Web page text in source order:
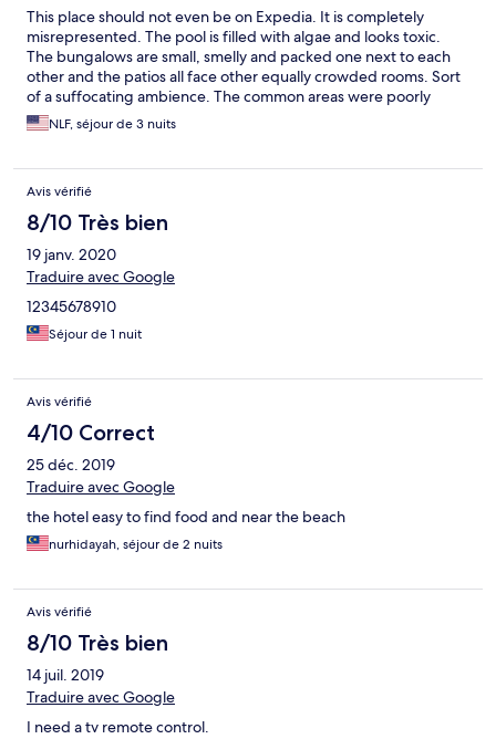
This place should not even be on Expedia. It is completely
misrepresented. The pool is filled with algae and looks toxic.
The bungalows are small, smelly and packed one next to each
other and the patios all face other equally crowded rooms. Sort
of a suffocating ambience. The common areas were poorly
maintained. Absolutely. no pride of ownership. We cancelled
upon arriving and discovering how misleading the profile page
Expedia was unable to get in touch with anyone at the hotel--
which gives you an idea of its level of responsibility. The
refrigerator in our room smelled and was dirty. The bathroom
was full of soap spots, suggestive of a lack of cleaning. Beds
were mushy. You get the idea--a place to AVOID!
NLF, séjour de 3 nuits
Avis vérifié
8/10 Très bien
19 janv. 2020
Traduire avec Google
12345678910
Séjour de 1 nuit
Avis vérifié
4/10 Correct
25 déc. 2019
Traduire avec Google
the hotel easy to find food and near the beach
nurhidayah, séjour de 2 nuits
Avis vérifié
8/10 Très bien
14 juil. 2019
Traduire avec Google
I need a tv remote control.